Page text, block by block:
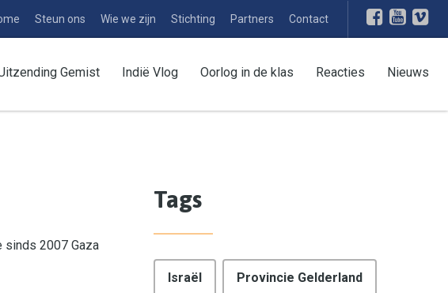
Steun ons Wie we zijn Stichting Partners Contact
Gemist Indië Vlog Oorlog in de klas Reacties Nieuws
sinds 2007 Gaza
Tags
Israël Provincie Gelderland